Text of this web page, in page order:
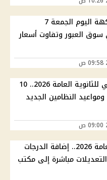
أسعار الخضار والفاكهة اليوم الجمعة 7
2026 في سوق العبور وتفاوت أسعار
امتحانات الدور الثاني للثانوية العامة 2026.. 10
النظامين الجديد
تظلمات الثانوية العامة 2026.. إضافة الدرجات
مباشرة إلى مكتب